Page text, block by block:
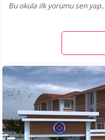
Bu okula ilk yorumu sen yap..